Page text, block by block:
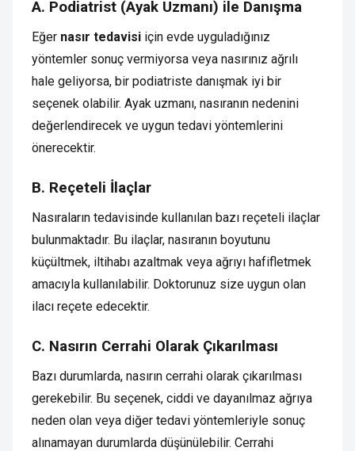
A. Podiatrist (Ayak Uzmanı) ile Danışma
Eğer nasır tedavisi için evde uyguladığınız
yöntemler sonuç vermiyorsa veya nasırınız ağrılı
hale geliyorsa, bir podiatriste danışmak iyi bir
seçenek olabilir. Ayak uzmanı, nasıranın nedenini
değerlendirecek ve uygun tedavi yöntemlerini
önerecektir.
B. Reçeteli İlaçlar
Nasıraların tedavisinde kullanılan bazı reçeteli ilaçlar
bulunmaktadır. Bu ilaçlar, nasıranın boyutunu
küçültmek, iltihabı azaltmak veya ağrıyı hafifletmek
amacıyla kullanılabilir. Doktorunuz size uygun olan
ilacı reçete edecektir.
C. Nasırın Cerrahi Olarak Çıkarılması
Bazı durumlarda, nasırın cerrahi olarak çıkarılması
gerekebilir. Bu seçenek, ciddi ve dayanılmaz ağrıya
neden olan veya diğer tedavi yöntemleriyle sonuç
alınamayan durumlarda düşünülebilir. Cerrahi